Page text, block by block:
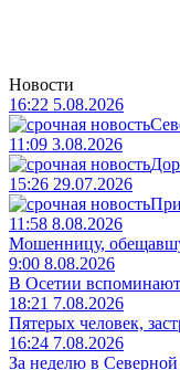
Новости
16:22 5.08.2026
11:09 3.08.2026
15:26 29.07.2026
11:58 8.08.2026
Мошенницу,
9:00 8.08.2026
В Осетии вспоминают
18:21 7.08.2026
Пятерых человек,
16:24 7.08.2026
За неделю в